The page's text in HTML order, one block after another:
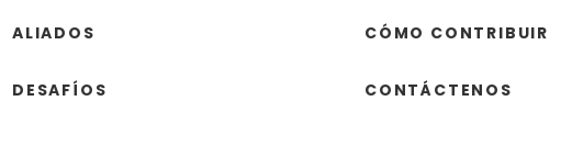
ALIADOS
DESAFÍOS
CÓMO CONTRIBUIR
CONTÁCTENOS